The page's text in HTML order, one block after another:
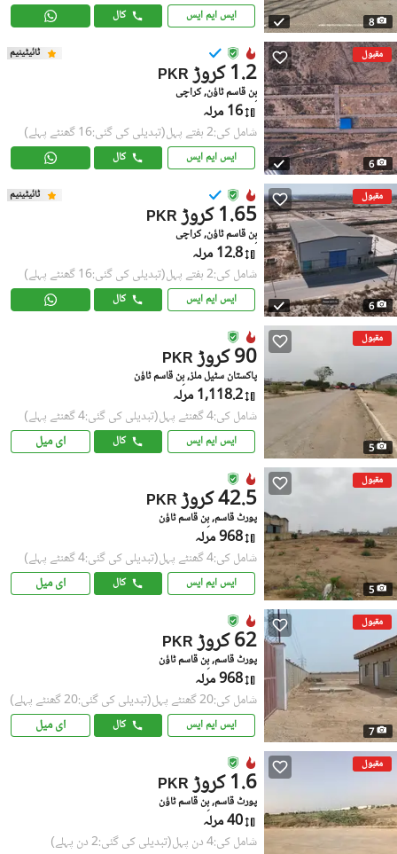
8 ایس ایم ایس کال
مقبول
6
ٹائیٹینیم
PKR 1.2 کروڑ
بِن قاسم ٹاؤن, کراچی
16 مرلہ
شامل کی:2 ہفتے پہل (تبدیلی کی گئی:16 گھنٹے پہلے)
ایس ایم ایس کال
مقبول
6
ٹائیٹینیم
PKR 1.65 کروڑ
بِن قاسم ٹاؤن, کراچی
12.8 مرلہ
شامل کی:2 ہفتے پہل (تبدیلی کی گئی:16 گھنٹے پہلے)
ایس ایم ایس کال
مقبول
5
PKR 90 کروڑ
پاکستان سٹیل ملز, بِن قاسم ٹاؤن
1,118.2 مرلہ
شامل کی:4 گھنٹے پہل (تبدیلی کی گئی:4 گھنٹے پہلے)
ایس ایم ایس کال ای میل
مقبول
5
PKR 42.5 کروڑ
پورٹ قاسم, بِن قاسم ٹاؤن
968 مرلہ
شامل کی:4 گھنٹے پہل (تبدیلی کی گئی:4 گھنٹے پہلے)
ایس ایم ایس کال ای میل
مقبول
7
PKR 62 کروڑ
پورٹ قاسم, بِن قاسم ٹاؤن
968 مرلہ
شامل کی:20 گھنٹے پہل (تبدیلی کی گئی:20 گھنٹے پہلے)
ایس ایم ایس کال ای میل
مقبول
PKR 1.6 کروڑ
پورٹ قاسم, بِن قاسم ٹاؤن
40 مرلہ
شامل کی:4 دن پہل (تبدیلی کی گئی:2 دن پہلے)